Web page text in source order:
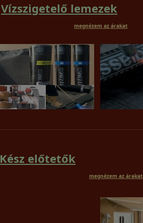
Vízszigetelő lemezek
megnézem az árakat
Kész előtetők
megnézem az árakat